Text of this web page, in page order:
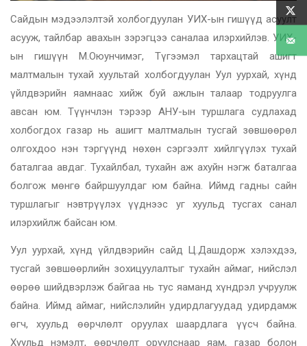
Сайдын мэдээлэлтэй холбогдуулан УИХ-ын гишүүд асуулт
асууж, тайлбар авахын зэрэгцээ саналаа илэрхийлэв. УИХ-
ын гишүүн М.Оюунчимэг, Түгээмэл тархацтай ашигт
малтмалын тухай хуультай холбогдуулан Уул уурхай, хүнд
үйлдвэрийн яамнаас хийж буй ажлын талаар тодруулга
авсан юм. Түүнчлэн тэрээр АНУ-ын туршлага судлахад
холбогдох газар нь ашигт малтмалын тусгай зөвшөөрөл
олгохдоо нэн тэргүүнд нөхөн сэргээлт хийлгүүлэх тухай
баталгаа авдаг. Тухайлбал, тухайн аж ахуйн нэгж баталгаа
болгож мөнгө байршуулдаг юм байна. Иймд гадны сайн
туршлагыг нэвтрүүлэх үүднээс уг хуульд тусгах санал
илэрхийлж байсан юм.
Уул уурхай, хүнд үйлдвэрийн сайд Ц.Дашдорж хэлэхдээ,
тусгай зөвшөөрлийн зохицуулалтыг тухайн аймаг, нийслэл
өөрөө шийдвэрлэж байгаа нь тус яаманд хүндрэл учруулж
байна. Иймд аймаг, нийслэлийн удирдлагуудад удирдамж
өгч, хуульд өөрчлөлт оруулах шаардлага үүсч байна.
Хуульд нэмэлт, өөрчлөлт оруулснаар яам, газар болон